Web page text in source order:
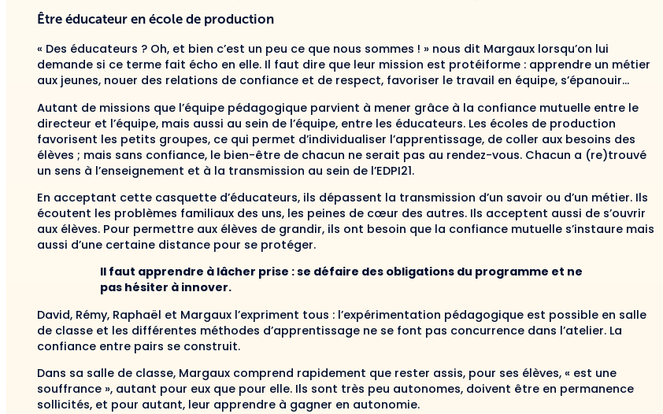
Être éducateur en école de production
« Des éducateurs ? Oh, et bien c’est un peu ce que nous sommes ! » nous dit Margaux lorsqu’on lui
demande si ce terme fait écho en elle. Il faut dire que leur mission est protéiforme : apprendre un métier
aux jeunes, nouer des relations de confiance et de respect, favoriser le travail en équipe, s’épanouir…
Autant de missions que l’équipe pédagogique parvient à mener grâce à la confiance mutuelle entre le
directeur et l’équipe, mais aussi au sein de l’équipe, entre les éducateurs. Les écoles de production
favorisent les petits groupes, ce qui permet d’individualiser l’apprentissage, de coller aux besoins des
élèves ; mais sans confiance, le bien-être de chacun ne serait pas au rendez-vous. Chacun a (re)trouvé
un sens à l’enseignement et à la transmission au sein de l’EDPI21.
En acceptant cette casquette d’éducateurs, ils dépassent la transmission d’un savoir ou d’un métier. Ils
écoutent les problèmes familiaux des uns, les peines de cœur des autres. Ils acceptent aussi de s’ouvrir
aux élèves. Pour permettre aux élèves de grandir, ils ont besoin que la confiance mutuelle s’instaure mais
aussi d’une certaine distance pour se protéger.
Il faut apprendre à lâcher prise : se défaire des obligations du programme et ne
pas hésiter à innover.
David, Rémy, Raphaël et Margaux l’expriment tous : l’expérimentation pédagogique est possible en salle
de classe et les différentes méthodes d’apprentissage ne se font pas concurrence dans l’atelier. La
confiance entre pairs se construit.
Dans sa salle de classe, Margaux comprend rapidement que rester assis, pour ses élèves, « est une
souffrance », autant pour eux que pour elle. Ils sont très peu autonomes, doivent être en permanence
sollicités, et pour autant, leur apprendre à gagner en autonomie.